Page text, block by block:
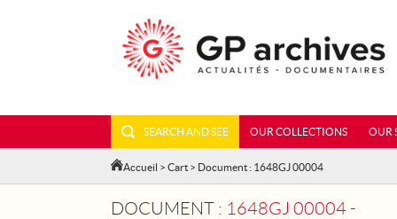
SEARCH AND SEE OUR COLLECTIONS OUR
Accueil > Cart > Document : 1648GJ 00004
DOCUMENT : 1648GJ 00004 -